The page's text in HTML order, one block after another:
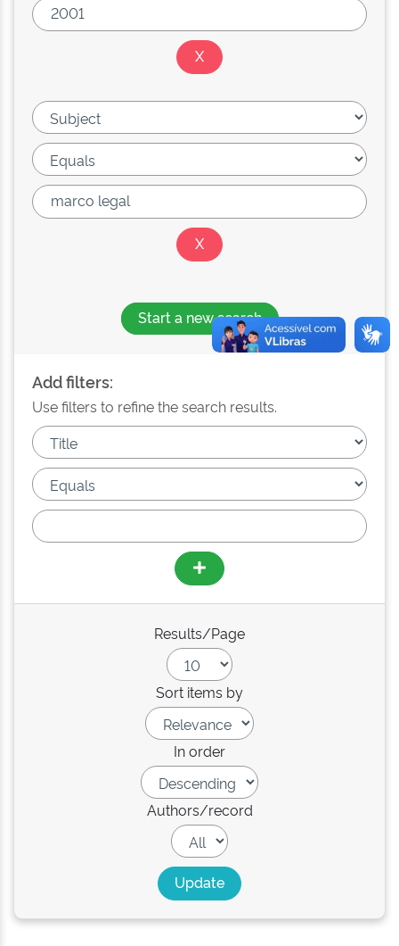
Start a new search
Add filters:
Use filters to refine the search results.
Results/Page
Sort items by
In order
Authors/record